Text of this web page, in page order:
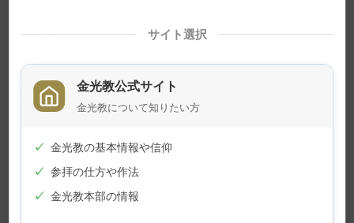
である。
をいたす時、その道程にはさまざまな喜び、悲し
みがあり、時々の社会がもたらす価値観にも翻弄
サイト選択
金光教公式サイト
金光教について知りたい方
✓ 金光教の基本情報や信仰
✓ 参拝の仕方や作法
✓ 金光教本部の情報